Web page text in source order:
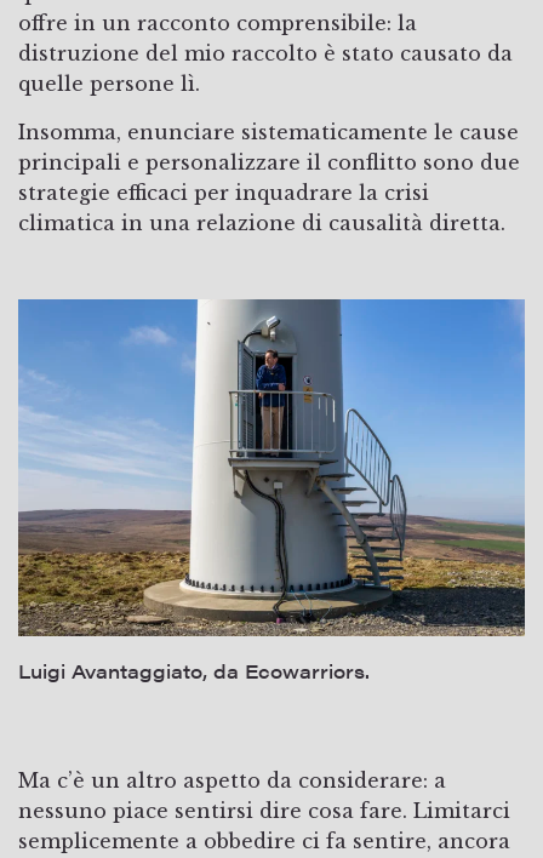
offre in un racconto comprensibile: la
distruzione del mio raccolto è stato causato da
quelle persone lì.
Insomma, enunciare sistematicamente le cause
principali e personalizzare il conflitto sono due
strategie efficaci per inquadrare la crisi
climatica in una relazione di causalità diretta.
Luigi Avantaggiato, da Ecowarriors.
Ma c’è un altro aspetto da considerare: a
nessuno piace sentirsi dire cosa fare. Limitarci
semplicemente a obbedire ci fa sentire, ancora